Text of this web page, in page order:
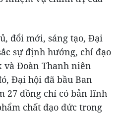
đổi mới, sáng tạo, Đại
sự định hướng, chỉ đạo
và Đoàn Thanh niên
Đại hội đã bầu Ban
27 đồng chí có bản lĩnh
chất đạo đức trong